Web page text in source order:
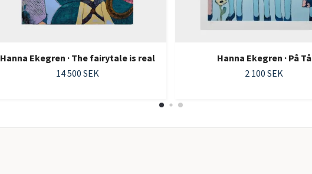
Hanna Ekegren · The fairytale is real
14 500 SEK
Hanna Ekegren · På Tå
2 100 SEK